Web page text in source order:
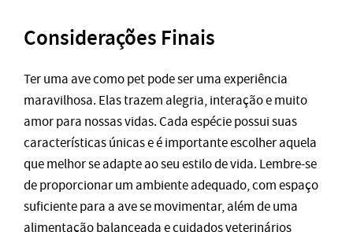
Considerações Finais
Ter uma ave como pet pode ser uma experiência
maravilhosa. Elas trazem alegria, interação e muito
amor para nossas vidas. Cada espécie possui suas
características únicas e é importante escolher aquela
que melhor se adapte ao seu estilo de vida. Lembre-se
de proporcionar um ambiente adequado, com espaço
suficiente para a ave se movimentar, além de uma
alimentação balanceada e cuidados veterinários